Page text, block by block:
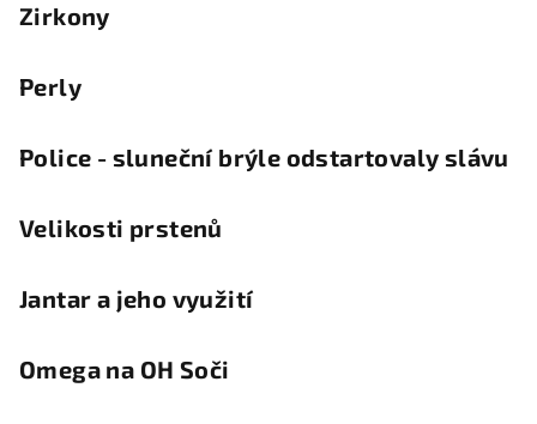
Zirkony
Perly
Police - sluneční brýle odstartovaly slávu
Velikosti prstenů
Jantar a jeho využití
Omega na OH Soči